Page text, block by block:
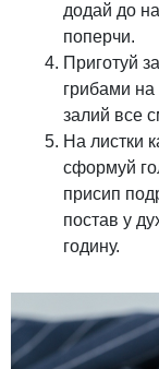
додай до
поперчи.
Приготуй
грибами
залий все
На листки
сформуй
присип
постав у
годину.